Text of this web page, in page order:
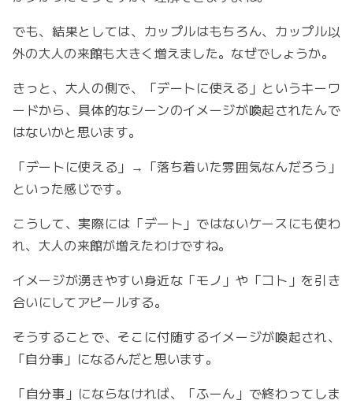
でも、結果としては、カップルはもちろん、カップル以
外の大人の来館も大きく増えました。なぜでしょうか。
きっと、大人の側で、「デートに使える」というキーワ
ードから、具体的なシーンのイメージが喚起されたんで
はないかと思います。
「デートに使える」→「落ち着いた雰囲気なんだろう」
といった感じです。
こうして、実際には「デート」ではないケースにも使わ
れ、大人の来館が増えたわけですね。
イメージが湧きやすい身近な「モノ」や「コト」を引き
合いにしてアピールする。
そうすることで、そこに付随するイメージが喚起され、
「自分事」になるんだと思います。
「自分事」にならなければ、「ふーん」で終わってしま